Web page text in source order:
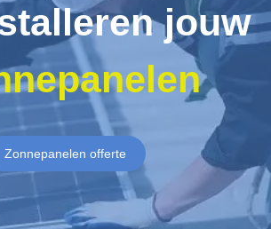
jouw
Zonnepanelen offerte